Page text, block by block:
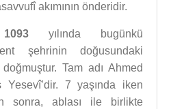
akımının önderidir.
1093yılında bugünkü
şehrinin doğusundaki
Tam adı Ahmed
7 yaşında iken
sonra, ablası ile birlikte